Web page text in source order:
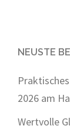
NEUSTE
2026 am
Wertvolle